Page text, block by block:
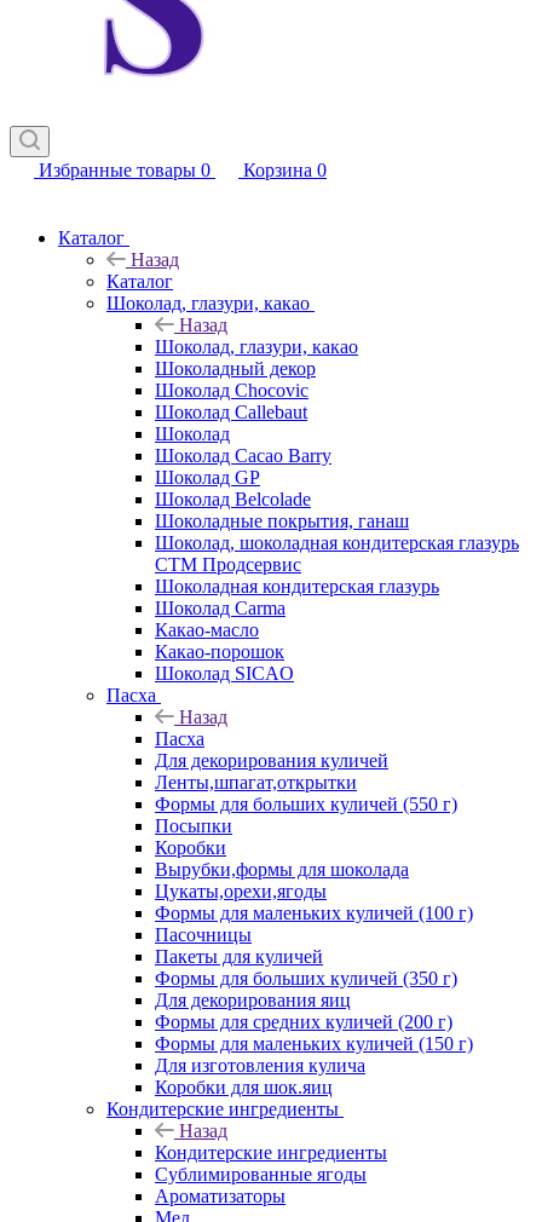
Избранные товары 0 Корзина 0
Каталог
Назад
Каталог
Шоколад, глазури, какао
Назад
Шоколад, глазури, какао
Шоколадный декор
Шоколад Chocovic
Шоколад Callebaut
Шоколад
Шоколад Cacao Barry
Шоколад GP
Шоколад Belcolade
Шоколадные покрытия, ганаш
Шоколад, шоколадная кондитерская глазурь
СТМ Продсервис
Шоколадная кондитерская глазурь
Шоколад Carma
Какао-масло
Какао-порошок
Шоколад SICAO
Пасха
Назад
Пасха
Для декорирования куличей
Ленты,шпагат,открытки
Формы для больших куличей (550 г)
Посыпки
Коробки
Вырубки,формы для шоколада
Цукаты,орехи,ягоды
Формы для маленьких куличей (100 г)
Пасочницы
Пакеты для куличей
Формы для больших куличей (350 г)
Для декорирования яиц
Формы для средних куличей (200 г)
Формы для маленьких куличей (150 г)
Для изготовления кулича
Коробки для шок.яиц
Кондитерские ингредиенты
Назад
Кондитерские ингредиенты
Сублимированные ягоды
Ароматизаторы
Мед